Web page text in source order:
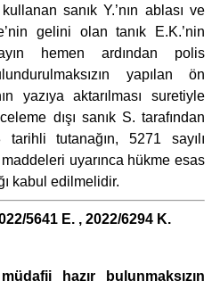
sanık Y.’nın ablası ve
gelini olan tanık E.K.’nin
hemen ardından polis
yapılan ön
yazıya aktarılması suretiyle
dışı sanık S. tarafından
tarihli tutanağın, 5271 sayılı
uyarınca hükme esas
kabul edilmelidir.
5641 E. , 2022/6294 K.
hazır bulunmaksızın